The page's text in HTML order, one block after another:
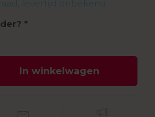
levertijd onbekend
In winkelwagen